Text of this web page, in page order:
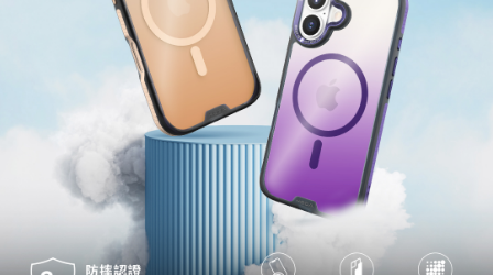
權轉讓予恩沛科技股份有限公司。
２．關於個人資料處理事宜，請瀏覽以下網址：
https://aftee.tw/terms/#terms3
３．未成年的使用者請事先徵得法定代理人或監護人之同意方可使用
「AFTEE先享後付」，若未經同意申辦者引起之損失，本公司不負相關責
４．使用「AFTEE先享後付」時，將依據個別帳號之用戶狀況，依本公司即
時審查核予不同之上限額度；若仍有額度不足之情形，本公司將視審查結果
請求用戶進行身份認證。
５．嚴禁一人註冊多個帳號或使用他人資訊註冊。若發現惡意使用之情形，
恩沛科技股份有限公司將有權停止該用戶之使用額度並採取法律行動。